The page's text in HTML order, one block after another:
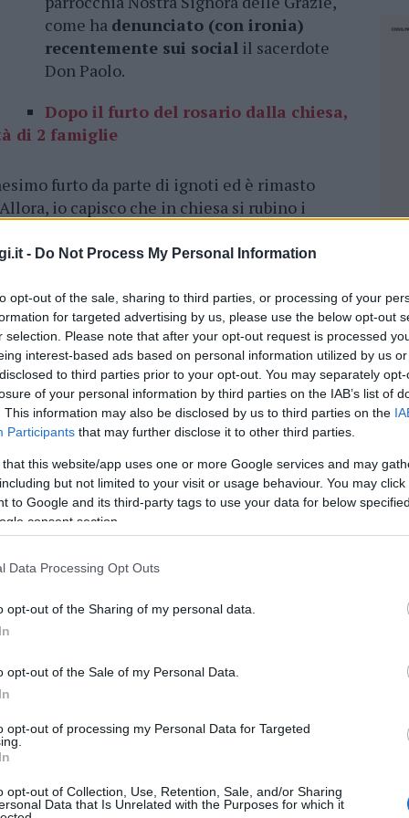
- Do Not Process My Personal Information
opt-out of the sale, sharing to third parties, or processing of your
for targeted advertising by us, please use the below opt-out
selection. Please note that after your opt-out request is processed
interest-based ads based on personal information utilized by us
to third parties prior to your opt-out. You may separately
of your personal information by third parties on the IAB’s list of
This information may also be disclosed by us to third parties on the
Participants that may further disclose it to other third parties.
that this website/app uses one or more Google services and may
but not limited to your visit or usage behaviour. You may
to Google and its third-party tags to use your data for below
consent section.
Data Processing Opt Outs
opt-out of the Sharing of my personal data.
opt-out of the Sale of my Personal Data.
opt-out of processing my Personal Data for Targeted
opt-out of Collection, Use, Retention, Sale, and/or Sharing
Data that Is Unrelated with the Purposes for which it
come ha denunciato (con ironia)
recentemente sui social il sacerdote
Don Paolo.
Dopo il furto del rosario dalla chiesa,
di 2 famiglie
furto da parte di ignoti ed è rimasto
io capisco che in chiesa si rubino i
chesi rubino i soldinidelle offerte
in difficoltà metta i bottoni dei cappotti e i
Ma arrivare arubare un candeliere
Poi almeno li rubassero tutti e due.
? Misteri… ma questa volta di poca fede”.
i fedeli e i compaesani e ha coinvolto
Franco, della chiesa di Cannigione, che ha
culto eucaristico, aggiungendo che di
vorrebbero più schiaffi in casa. Dal post,
i ladri a caccia di cose sacre. Rubano di
altarini del Corpus Domini, ceri e
domanda di molti. “Speriamo